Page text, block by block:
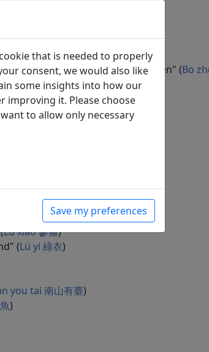
dem Wasser schwankt der Nachen" (Bo
黃鳥 "黃鳥黃鳥"
Juan er 卷耳)
(
Juan er 卷耳)
Lu xiao 蓼蕭)
(Lü yi 綠衣)
you tai 南山有臺)
)
that is needed to properly
consent, we would also like
some insights into how our
improving it. Please choose
to allow only necessary
Save my preferences